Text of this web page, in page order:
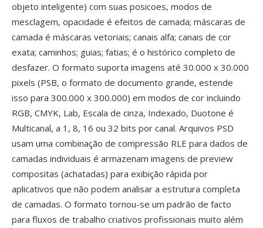
objeto inteligente) com suas posicoes, modos de
mesclagem, opacidade é efeitos de camada; máscaras de
camada é máscaras vetoriais; canais alfa; canais de cor
exata; caminhos; guias; fatias; é o histórico completo de
desfazer. O formato suporta imagens até 30.000 x 30.000
pixels (PSB, o formato de documento grande, estende
isso para 300.000 x 300.000) em modos de cor incluindo
RGB, CMYK, Lab, Escala de cinza, Indexado, Duotone é
Multicanal, a 1, 8, 16 ou 32 bits por canal. Arquivos PSD
usam uma combinação de compressão RLE para dados de
camadas individuais é armazenam imagens de preview
compositas (achatadas) para exibição rápida por
aplicativos que não podem analisar a estrutura completa
de camadas. O formato tornou-se um padrão de facto
para fluxos de trabalho criativos profissionais muito além